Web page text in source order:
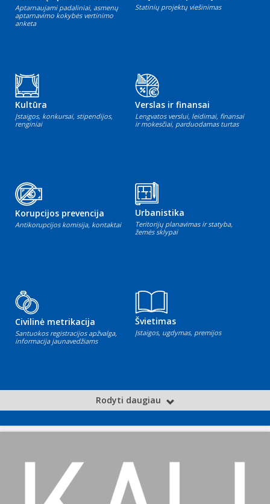
Aptarnaujami padaliniai, asmenų
aptarnavimo kokybės vertinimo
anketa
Statinių projektų viešinimas
Kultūra
Įstaigos, konkursai, stipendijos,
renginiai
Verslas ir finansai
Lengvatos verslui, leidimai, finansai
ir mokesčiai, parduodamas turtas
Korupcijos prevencija
Antikorupcijos komisija, kontaktai
Urbanistika
Teritorijų planavimas ir statyba,
žemės sklypai
Civilinė metrikacija
Santuokos registracijos apžvalga,
informacija jaunavedžiams
Švietimas
Įstaigos, ugdymas, premijos
Rodyti daugiau